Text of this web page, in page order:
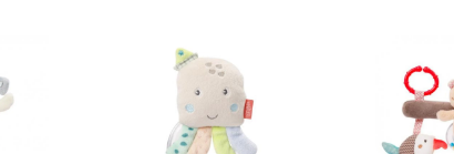
Powercord
- C14
43,08 zł
MicroConnect Powercord
C13 IEC Lock+ - C14
C13